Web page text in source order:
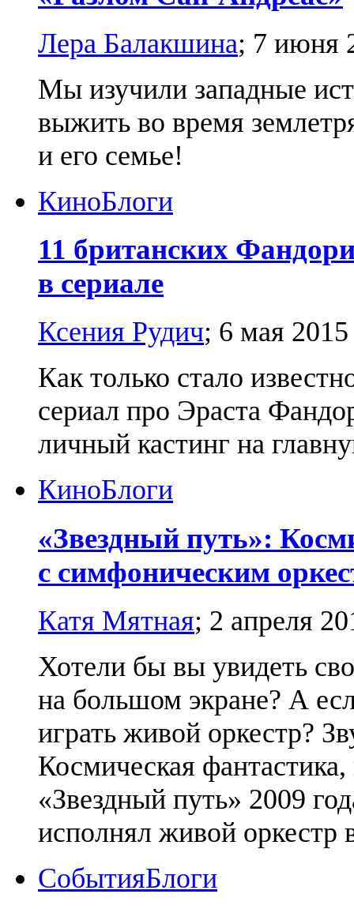
Лера Балакшина; 7 июня
Мы изучили западные
выжить во время
и его семье!
КиноБлоги
11 британских
в сериале
Ксения Рудич; 6 мая 2015
Как только стало
сериал про Эраста
личный кастинг на
КиноБлоги
«Звездный путь»:
с симфоническим
Катя Мятная; 2 апреля
Хотели бы вы увидеть
на большом экране? А
играть живой оркестр?
Космическая
«Звездный путь» 2009
исполнял живой оркестр
СобытияБлоги